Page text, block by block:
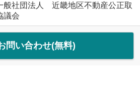
般社団法人 近畿地区不動産公正取
議会
問い合わせ(無料)